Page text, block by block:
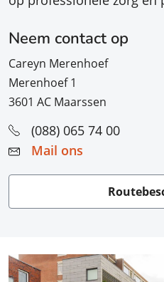
Neem contact op
Careyn Merenhoef
Merenhoef 1
3601 AC Maarssen
(088) 065 74 00
Mail ons